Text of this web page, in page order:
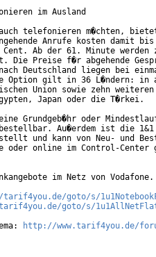
im Ausland
telefonieren m�chten,
Anrufe kosten damit
Ab der 61. Minute werden
Die Preise f�r abgehende
Deutschland liegen bei
Option gilt in 36 L�ndern: in
Union sowie zehn
Japan oder die T�rkei.
Grundgeb�hr oder
Au�erdem ist die 1&1
und kann von Neu- und
online im Control-Center
im Netz von Vodafone.
goto/s/
goto/s/
http://www.tarif4you.de/